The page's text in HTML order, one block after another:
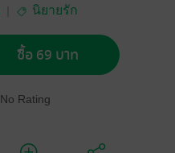
นิยายรัก
ซื้อ 69 บาท
No Rating